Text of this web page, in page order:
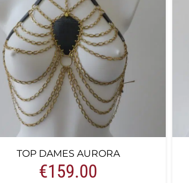
TOP DAMES AURORA
€159.00